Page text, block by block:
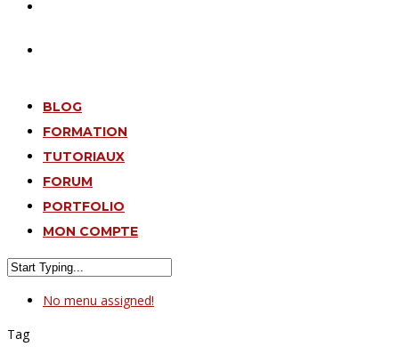
BLOG
FORMATION
TUTORIAUX
FORUM
PORTFOLIO
MON COMPTE
No menu assigned!
Tag